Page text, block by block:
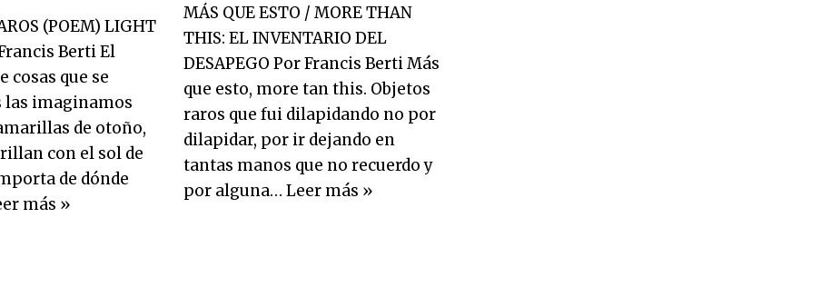
(POEM) LIGHT
Berti El
cosas que se
las imaginamos
de otoño,
con el sol de
de dónde
más »
MÁS QUE ESTO / MORE THAN
THIS: EL INVENTARIO DEL
DESAPEGO Por Francis Berti Más
que esto, more tan this. Objetos
raros que fui dilapidando no por
dilapidar, por ir dejando en
tantas manos que no recuerdo y
por alguna…Leer más »